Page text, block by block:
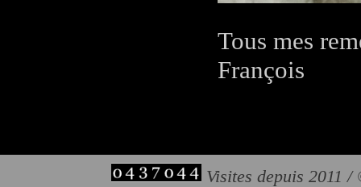
Tous mes
François
Visites depuis 2011